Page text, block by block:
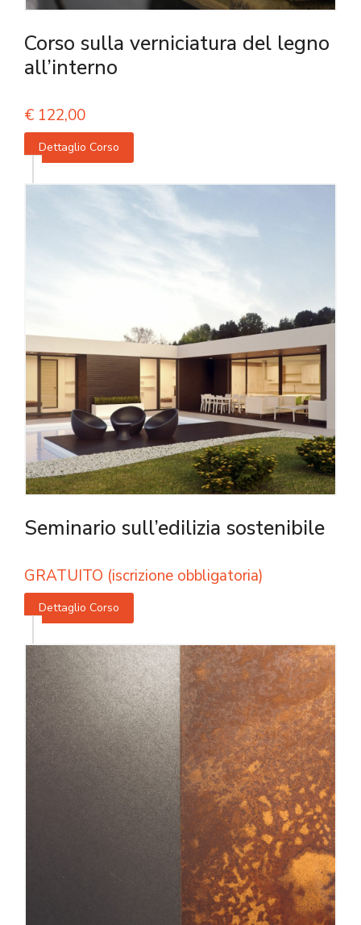
Corso sulla verniciatura del legno
all’interno
€ 122,00
Dettaglio Corso
Seminario sull’edilizia sostenibile
GRATUITO (iscrizione obbligatoria)
Dettaglio Corso